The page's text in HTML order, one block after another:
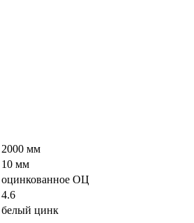
2000 мм
10 мм
оцинкованное ОЦ
4.6
белый цинк